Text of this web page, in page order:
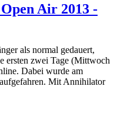
Air 2013 -
als normal gedauert,
ersten zwei Tage (Mittwoch
Dabei wurde am
Mit Annihilator